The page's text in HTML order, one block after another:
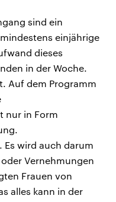
sind ein
einjährige
dieses
in der Woche.
Auf dem Programm
nur in Form
Es wird auch darum
Vernehmungen
Frauen von
alles kann in der